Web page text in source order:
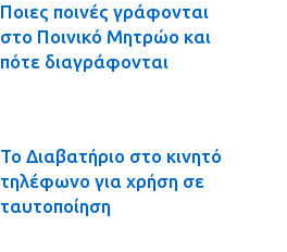
Ποιες ποινές γράφονται
στο Ποινικό Μητρώο και
πότε διαγράφονται
Το Διαβατήριο στο κινητό
τηλέφωνο για χρήση σε
ταυτοποίηση